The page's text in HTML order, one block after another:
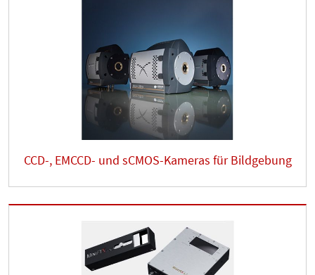
CCD-, EMCCD- und sCMOS-Kameras für Bildgebung